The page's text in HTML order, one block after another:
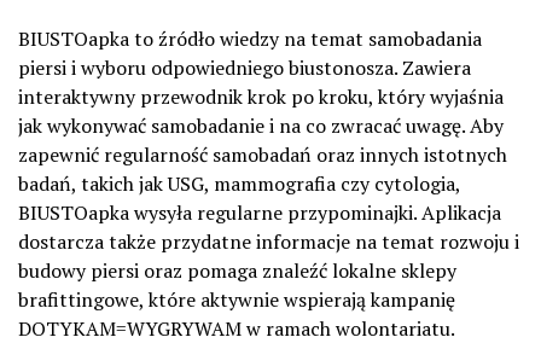
BIUSTOapka to źródło wiedzy na temat samobadania
piersi i wyboru odpowiedniego biustonosza. Zawiera
interaktywny przewodnik krok po kroku, który wyjaśnia
jak wykonywać samobadanie i na co zwracać uwagę. Aby
zapewnić regularność samobadań oraz innych istotnych
badań, takich jak USG, mammografia czy cytologia,
BIUSTOapka wysyła regularne przypominajki. Aplikacja
dostarcza także przydatne informacje na temat rozwoju i
budowy piersi oraz pomaga znaleźć lokalne sklepy
brafittingowe, które aktywnie wspierają kampanię
DOTYKAM=WYGRYWAM w ramach wolontariatu.